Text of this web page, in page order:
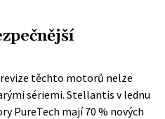
těchto motorů nelze
sériemi. Stellantis v lednu
PureTech mají 70 % nových